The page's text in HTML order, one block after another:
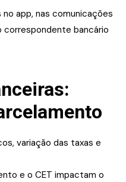
app, nas comunicações
correspondente bancário
variação das taxas e
e o CET impactam o